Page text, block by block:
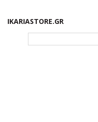
IKARIASTORE.GR